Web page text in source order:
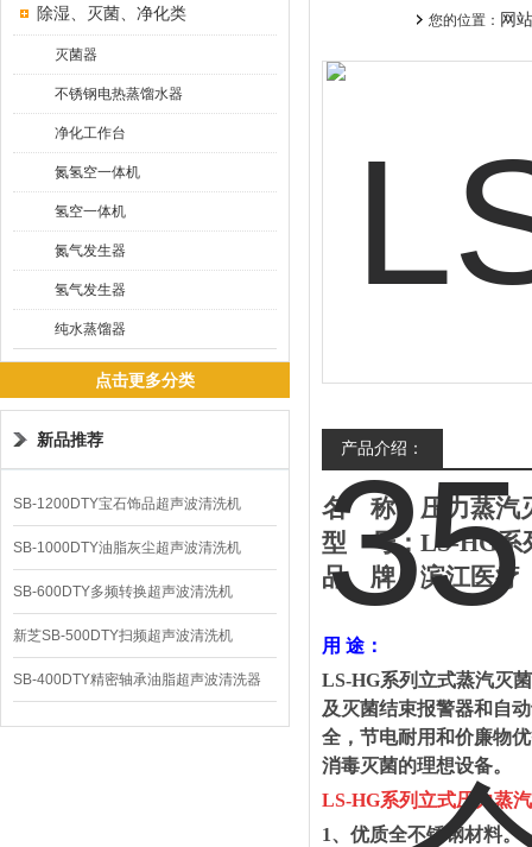
除湿、灭菌、净化类
灭菌器
不锈钢电热蒸馏水器
净化工作台
氮氢空一体机
氢空一体机
氮气发生器
氢气发生器
纯水蒸馏器
点击更多分类
新品推荐
SB-1200DTY宝石饰品超声波清洗机
SB-1000DTY油脂灰尘超声波清洗机
SB-600DTY多频转换超声波清洗机
新芝SB-500DTY扫频超声波清洗机
SB-400DTY精密轴承油脂超声波清洗器
您的位置： 网
产品介绍：
名
称：压力蒸汽
型
号： LS-HG系
品
牌：滨江医疗
用 途 ：
LS-HG系列 立式蒸汽灭
及灭菌结束报警器和自
全，节电耐用和价廉物
消毒灭菌的理想设备。
LS-HG系列立式压力蒸
1、优质全不锈钢材料。